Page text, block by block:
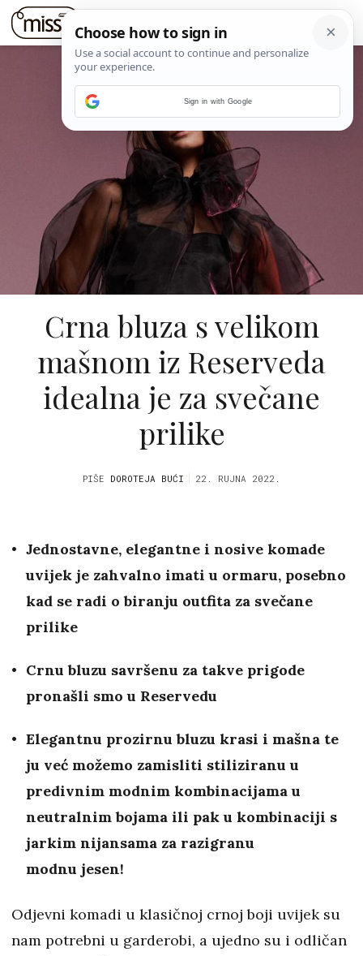
Crna bluza s velikom
mašnom iz Reserveda
idealna je za svečane
prilike
PIŠE DOROTEJA BUĆI 22. RUJNA 2022.
Jednostavne, elegantne i nosive komade
uvijek je zahvalno imati u ormaru, posebno
kad se radi o biranju outfita za svečane
prilike
Crnu bluzu savršenu za takve prigode
pronašli smo u Reservedu
Elegantnu prozirnu bluzu krasi i mašna te
ju već možemo zamisliti stiliziranu u
predivnim modnim kombinacijama u
neutralnim bojama ili pak u kombinaciji s
jarkim nijansama za razigranu
modnu jesen!
Odjevni komadi u klasičnoj crnoj boji uvijek su
nam potrebni u garderobi, a ujedno su i odličan
Sign in with Google